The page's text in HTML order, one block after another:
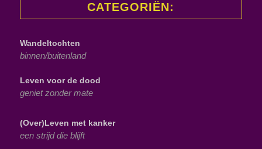
CATEGORIËN:
Wandeltochten
binnen/buitenland
Leven voor de dood
geniet zonder mate
(Over)Leven met kanker
een strijd die blijft